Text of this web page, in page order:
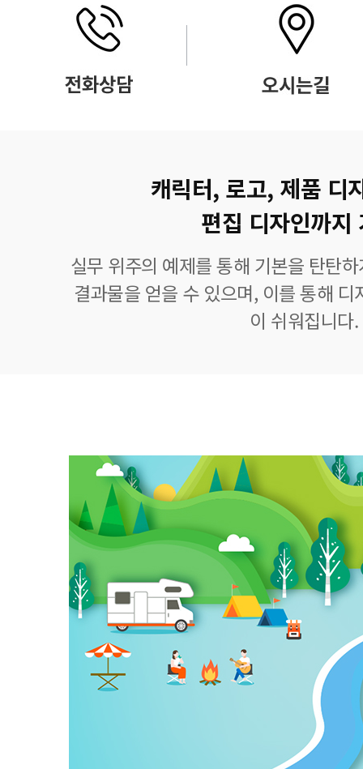
캐릭터, 로고, 제품 디
편집 디자인까지
실무 위주의 예제를 통해 기본을 탄탄
결과물을 얻을 수 있으며, 이를 통해
이 쉬워집니다.